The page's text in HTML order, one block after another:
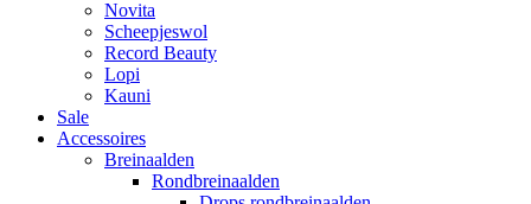
Novita
Scheepjeswol
Record Beauty
Lopi
Kauni
Sale
Accessoires
Breinaalden
Rondbreinaalden